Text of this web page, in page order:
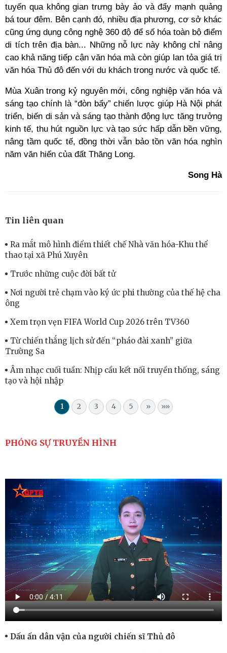
tuyến qua không gian trưng bày ảo và đẩy mạnh quảng
bá tour đêm. Bên cạnh đó, nhiều địa phương, cơ sở khác
cũng ứng dụng công nghệ 360 độ để số hóa toàn bộ điểm
di tích trên địa bàn... Những nỗ lực này không chỉ nâng
cao khả năng tiếp cận văn hóa mà còn giúp lan tỏa giá trị
văn hóa Thủ đô đến với du khách trong nước và quốc tế.
Mùa Xuân trong kỷ nguyên mới, công nghiệp văn hóa và
sáng tạo chính là “đòn bẩy” chiến lược giúp Hà Nội phát
triển, biến di sản và sáng tạo thành động lực tăng trưởng
kinh tế, thu hút nguồn lực và tạo sức hấp dẫn bền vững,
nâng tầm quốc tế, đồng thời vẫn bảo tồn văn hóa nghìn
năm văn hiến của đất Thăng Long.
Song Hà
Tin liên quan
Ra mắt mô hình điểm thiết chế Nhà văn hóa-Khu thể
thao tại xã Phú Xuyên
Trước những cuộc đời bất tử
Nơi người trẻ chạm vào ký ức phi thường của thế hệ cha
ông
Xem trọn vẹn FIFA World Cup 2026 trên TV360
Từ chiến thắng lịch sử đến “pháo đài xanh” giữa
Trường Sa
Âm nhạc cuối tuần: Nhịp cầu kết nối truyền thống, sáng
tạo và hội nhập
1 2 3 4 5 » »»
PHÓNG SỰ TRUYỀN HÌNH
Dấu ấn dân vận của người chiến sĩ Thủ đô